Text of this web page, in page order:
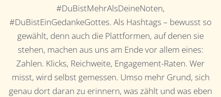
#DuBistMehrAlsDeineNoten,
#DuBistEinGedankeGottes. Als Hashtags – bewusst so
gewählt, denn auch die Plattformen, auf denen sie
stehen, machen aus uns am Ende vor allem eines:
Zahlen. Klicks, Reichweite, Engagement-Raten. Wer
misst, wird selbst gemessen. Umso mehr Grund, sich
genau dort daran zu erinnern, was zählt und was eben